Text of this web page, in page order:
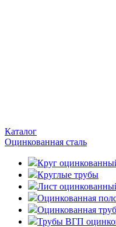
Каталог
Оцинкованная сталь
Круг
Круглые трубы
Лист
Оцинкованная
Оцинкованная
Трубы ВГП